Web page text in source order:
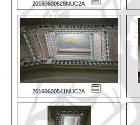
20160600528NUC2A
20160600541NUC2A